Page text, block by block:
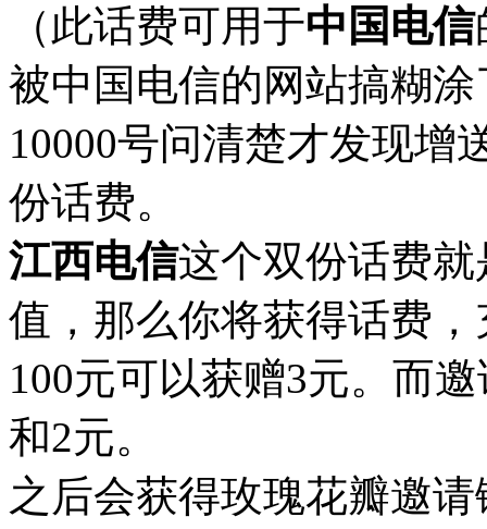
（此话费可用于中国电信
被中国电信的网站搞糊
10000号问清楚才发现增
份话费。
江西电信这个双份话费
值，那么你将获得话费
100元可以获赠3元。而
和2元。
之后会获得玫瑰花瓣邀